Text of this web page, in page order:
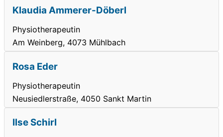
Klaudia Ammerer-Döberl
Physiotherapeutin
Am Weinberg, 4073 Mühlbach
Rosa Eder
Physiotherapeutin
Neusiedlerstraße, 4050 Sankt Martin
Ilse Schirl